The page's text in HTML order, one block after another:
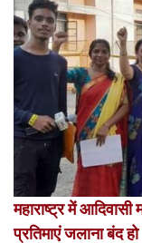
महाराष्ट्र में
प्रतिमाएं जलाना बंद हो